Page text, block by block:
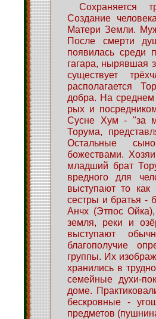
Сохраняется
Создание
Матери Земли.
После смерти
появилась среди
гагара, нырявшая
существует
располагается
добра. На
рых и
Сусне Хум - "за
Торума,
Остальные
божествами.
младший брат
вредного для
выступают то
сестры и братья -
Анчх (Этпос
земля, реки и
выступают
благополучие
группы. Их
хранились в
семейные духи-
доме.
бескровные -
предметов